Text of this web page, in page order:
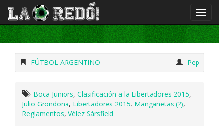
FÚTBOL ARGENTINO Pep
Boca Juniors, Clasificación a la Libertadores 2015,
Julio Grondona, Libertadores 2015, Manganetas (?),
Reglamentos, Vélez Sársfield